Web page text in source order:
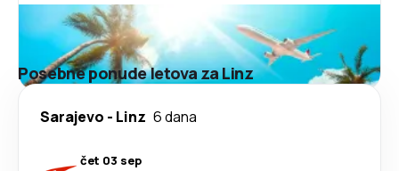
Posebne ponude letova za Linz
Sarajevo - Linz 6 dana
čet 03 sep